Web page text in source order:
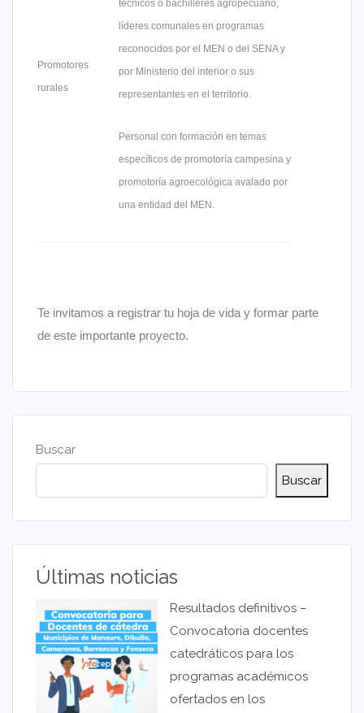
Promotores
rurales
técnicos o bachilleres agropecuario,
líderes comunales en programas
reconocidos por el MEN o del SENA y
por Ministerio del interior o sus
representantes en el territorio.
Personal con formación en temas
específicos de promotoría campesina y
promotoría agroecológica avalado por
una entidad del MEN.
Te invitamos a registrar tu hoja de vida y formar parte
de este importante proyecto.
Buscar
Buscar
Últimas noticias
Resultados definitivos –
Convocatoria docentes
catedráticos para los
programas académicos
ofertados en los